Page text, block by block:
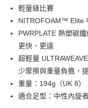
悠遊付
Google Pay
運送方式
宅配(離島恕不配送)
每筆NT$150，滿
輕量級比賽
NITROFOAM™ Elite
PWRPLATE 熱塑碳
更快、更遠
超輕量
少摩擦與重量負擔，
重量：194g（UK 8）
適合足型：中性內旋